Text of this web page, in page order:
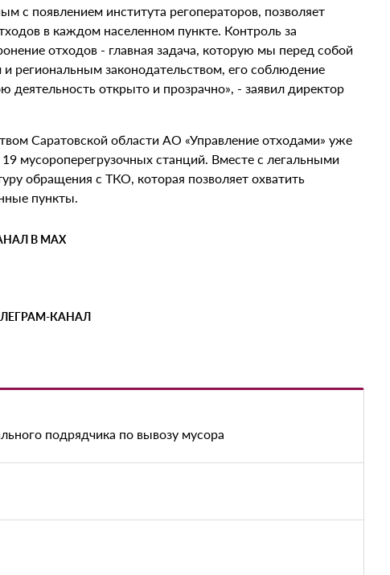
с появлением института регоператоров, позволяет
в каждом населенном пункте. Контроль за
отходов - главная задача, которую мы перед собой
региональным законодательством, его соблюдение
открыто и прозрачно», - заявил директор
Саратовской области АО «Управление отходами» уже
мусороперегрузочных станций. Вместе с легальными
обращения с ТКО, которая позволяет охватить
пункты.
В MAX
КАНАЛ
подрядчика по вывозу мусора